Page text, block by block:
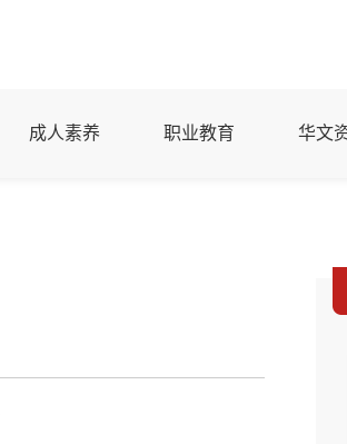
成人素养 职业教育 华文